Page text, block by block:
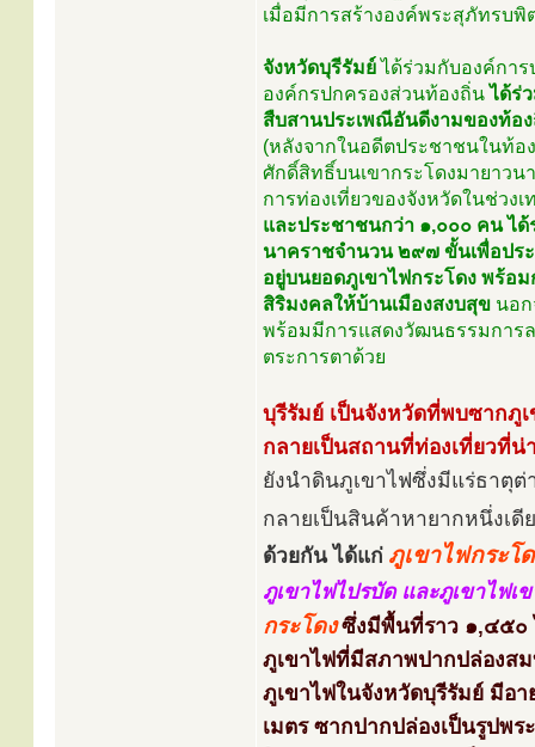
เมื่อมีการสร้างองค์พระสุภัทรบพิ
จังหวัดบุรีรัมย์ได้ร่วมกับองค์กา
องค์กรปกครองส่วนท้องถิ่นได้ร่
สืบสานประเพณีอันดีงามของท้อ
(หลังจากในอดีตประชาชนในท้อ
ศักดิ์สิทธิ์บนเขากระโดงมายาวน
การท่องเที่ยวของจังหวัดในช่วง
และประชาชนกว่า ๑,๐๐๐ คน ไ
นาคราชจำนวน ๒๙๗ ขั้นเพื่อปร
อยู่บนยอดภูเขาไฟกระโดง พร้อ
สิริมงคลให้บ้านเมืองสงบสุข นอก
พร้อมมีการแสดงวัฒนธรรมการล
ตระการตาด้วย
บุรีรัมย์ เป็นจังหวัดที่พบซากภู
กลายเป็นสถานที่ท่องเที่ยวที่น่
ยังนำดินภูเขาไฟซึ่งมีแร่ธาตุ
กลายเป็นสินค้าหายากหนึ่งเดี
ด้วยกัน ได้แก่ ภูเขาไฟกระโ
ภูเขาไฟไปรบัด และภูเขาไฟเ
กระโดง ซึ่งมีพื้นที่ราว ๑,๔๕๐
ภูเขาไฟที่มีสภาพปากปล่องส
ภูเขาไฟในจังหวัดบุรีรัมย์ มีอ
เมตร ซากปากปล่องเป็นรูปพร